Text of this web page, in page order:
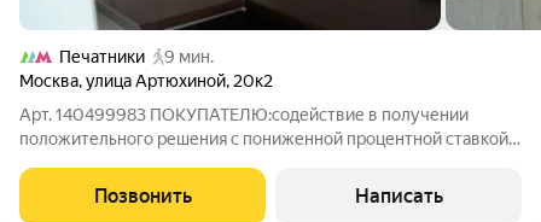
Печатники
9 мин.
Москва,улица Артюхиной, 20к2
Арт. 140499983 ПОКУПАТЕЛЮ:содействие в получении
положительного решения с пониженной процентной ставкой
юридическое сопровождение сделки под ключ ; безопасные
расчёты, юридическая и финансовая
Позвонить Написать